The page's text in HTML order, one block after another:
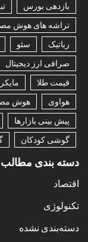
بازدهی بورس
تراشه های هوش
رباتیک
سئو
صرافی ارز دیجیتال
قیمت طلا
هواوی
هوش
پیش بینی بازارها
گوشی کودکان
دسته بندی مطالب
اقتصاد
تکنولوژی
دسته‌بندی نشده